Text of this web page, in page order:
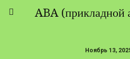
Ноябрь 13,